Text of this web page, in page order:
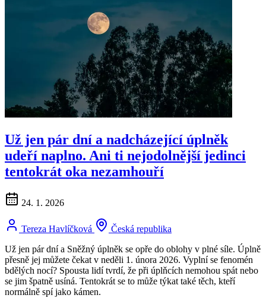
Už jen pár dní a nadcházející úplněk
udeří naplno. Ani ti nejodolnější jedinci
tentokrát oka nezamhouří
24. 1. 2026
Tereza Havlíčková
Česká republika
Už jen pár dní a Sněžný úplněk se opře do oblohy v plné síle. Úplně
přesně jej můžete čekat v neděli 1. února 2026. Vyplní se fenomén
bdělých nocí? Spousta lidí tvrdí, že při úplňcích nemohou spát nebo
se jim špatně usíná. Tentokrát se to může týkat také těch, kteří
normálně spí jako kámen.